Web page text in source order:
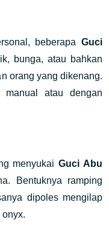
beberapa Guci
bunga, atau bahkan
orang yang dikenang.
atau dengan
menyukaiGuci Abu
Bentuknya ramping
dipoles mengilap